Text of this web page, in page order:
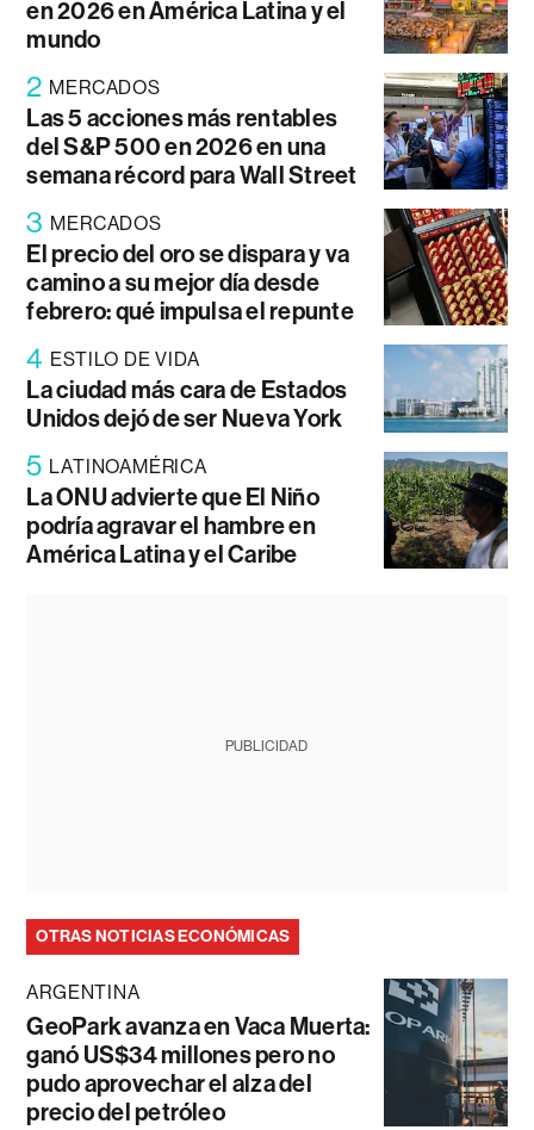
en 2026 en América Latina y el
mundo
2 MERCADOS
Las 5 acciones más rentables
del S&P 500 en 2026 en una
semana récord para Wall Street
3 MERCADOS
El precio del oro se dispara y va
camino a su mejor día desde
febrero: qué impulsa el repunte
4 ESTILO DE VIDA
La ciudad más cara de Estados
Unidos dejó de ser Nueva York
5 LATINOAMÉRICA
La ONU advierte que El Niño
podría agravar el hambre en
América Latina y el Caribe
PUBLICIDAD
OTRAS NOTICIAS ECONÓMICAS
ARGENTINA
GeoPark avanza en Vaca Muerta:
ganó US$34 millones pero no
pudo aprovechar el alza del
precio del petróleo